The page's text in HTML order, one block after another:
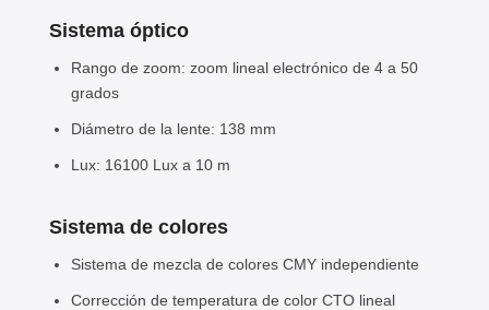
Sistema óptico
Rango de zoom: zoom lineal electrónico de 4 a 50
grados
Diámetro de la lente: 138 mm
Lux: 16100 Lux a 10 m
Sistema de colores
Sistema de mezcla de colores CMY independiente
Corrección de temperatura de color CTO lineal